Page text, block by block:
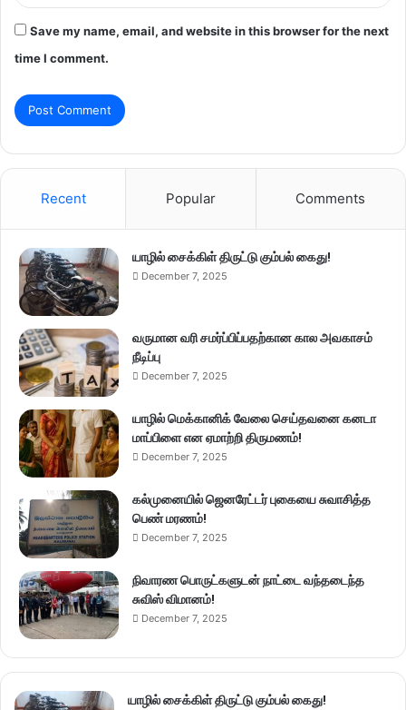
Save my name, email, and website in this browser for the next
time I comment.
Recent Popular Comments
யாழில் சைக்கிள் திருட்டு கும்பல் கைது!
December 7, 2025
வருமான வரி சமர்ப்பிப்பதற்கான கால அவகாசம்
நீடிப்பு
December 7, 2025
யாழில் மெக்கானிக் வேலை செய்தவனை கனடா
மாப்பிளை என ஏமாற்றி திருமணம்!
December 7, 2025
கல்முனையில் ஜெனரேட்டர் புகையை சுவாசித்த
பெண் மரணம்!
December 7, 2025
நிவாரண பொருட்களுடன் நாட்டை வந்தடைந்த
சுவிஸ் விமானம்!
December 7, 2025
யாழில் சைக்கிள் திருட்டு கும்பல் கைது!